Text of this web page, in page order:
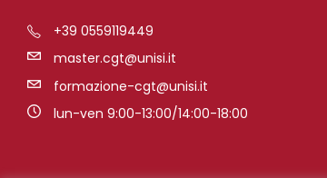
+39 0559119449
master.cgt@unisi.it
formazione-cgt@unisi.it
lun-ven 9:00-13:00/14:00-18:00